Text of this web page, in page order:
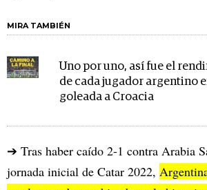
MIRA TAMBIÉN
Uno por uno, así fue el
de cada jugador argentino
goleada a Croacia
➔ Tras haber caído 2-1 contra Arabia
jornada inicial de Catar 2022,